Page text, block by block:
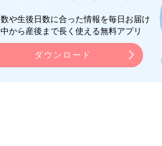
や生後日数に合った情報を毎日お届け
から産後まで長く使える無料アプリ
ダウンロード